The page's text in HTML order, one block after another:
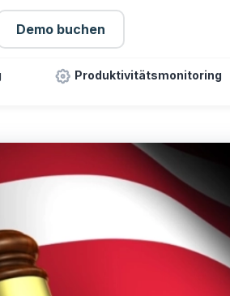
Demo buchen
Produktivitätsmonitoring